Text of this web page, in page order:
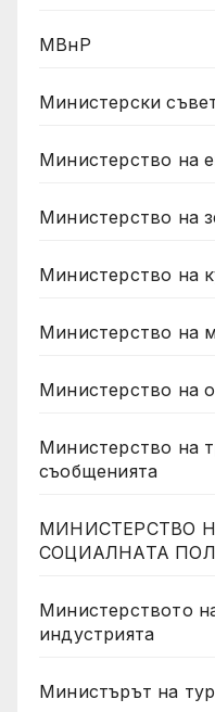
МВнР
Министерски
Министерство на
Министерство на
Министерство на
Министерство на
Министерство на
Министерство на
съобщенията
МИНИСТЕРСТВО
СОЦИАЛНАТА
Министерството
индустрията
Министърът на